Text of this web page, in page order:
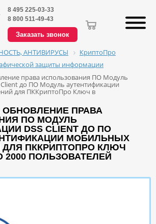
8 495 225-03-33
8 800 511-49-43
Заказать звонок
АНТИВИРУСЫ
КриптоПро
защиты информации
права использования ПО Модуль
Client до ПО Модуль аутентификации
для ПККриптоПро Ключ в
ПРАВА
ПО МОДУЛЬ
DSS CLIENT ДО ПО
МОБИЛЬНЫХ
ПККРИПТОПРО КЛЮЧ
2000 ПОЛЬЗОВАТЕЛЕЙ